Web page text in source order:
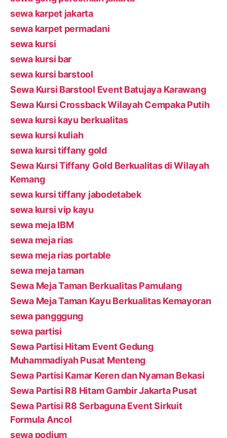
sewa karpet jakarta
sewa karpet permadani
sewa kursi
sewa kursi bar
sewa kursi barstool
Sewa Kursi Barstool Event Batujaya Karawang
Sewa Kursi Crossback Wilayah Cempaka Putih
sewa kursi kayu berkualitas
sewa kursi kuliah
sewa kursi tiffany gold
Sewa Kursi Tiffany Gold Berkualitas di Wilayah
Kemang
sewa kursi tiffany jabodetabek
sewa kursi vip kayu
sewa meja IBM
sewa meja rias
sewa meja rias portable
sewa meja taman
Sewa Meja Taman Berkualitas Pamulang
Sewa Meja Taman Kayu Berkualitas Kemayoran
sewa pangggung
sewa partisi
Sewa Partisi Hitam Event Gedung
Muhammadiyah Pusat Menteng
Sewa Partisi Kamar Keren dan Nyaman Bekasi
Sewa Partisi R8 Hitam Gambir Jakarta Pusat
Sewa Partisi R8 Serbaguna Event Sirkuit
Formula Ancol
sewa podium